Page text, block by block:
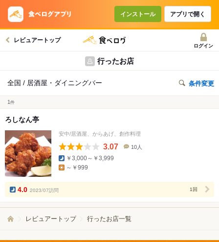
インストール アプリで開く
レビュアートップ
ログイン
行ったお店
全国 / 居酒屋・ダイニングバー 条件変更
1 件
ろしなん亭
安中/居酒屋、からあげ、創作料理
3.07
数
10人
￥3,000～￥3,999
～￥999
4.0 2023/07訪問 1回
レビュアートップ 行ったお店一覧